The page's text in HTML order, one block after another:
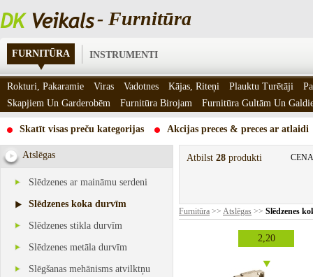
- Furnitūra
FURNITŪRA INSTRUMENTI
Skatīt visas preču kategorijas Akcijas preces & preces ar atlaidi
Atslēgas
Slēdzenes ar maināmu serdeni
Slēdzenes koka durvīm
Slēdzenes stikla durvīm
Slēdzenes metāla durvīm
Slēgšanas mehānisms atvilktņu
Atbilst 28 produkti
Furnitūra >> Atslēgas >> Slēdzenes
2,20
Rokturi, Pakaramie Viras Vadotnes Kājas, Riteņi Plauktu Turētāji
Skapjiem Un Garderobēm
Furnitūra Birojam Furnitūra Gultām Un